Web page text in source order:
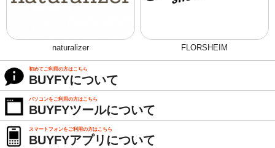
naturalizer FLORSHEIM
初めてご利用の方はこちら
BUYFYについて
パソコンをご利用の方はこちら
BUYFYツールについて
スマートフォンをご利用の方はこちら
BUYFYアプリについて